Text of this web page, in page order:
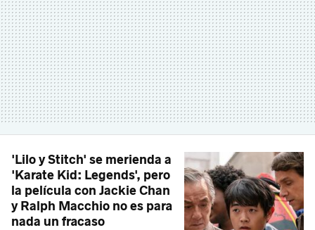
'Lilo y Stitch' se merienda a
'Karate Kid: Legends', pero
la película con Jackie Chan
y Ralph Macchio no es para
nada un fracaso